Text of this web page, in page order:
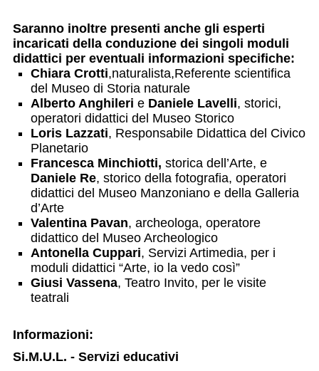
Saranno inoltre presenti anche gli esperti
incaricati della conduzione dei singoli moduli
didattici per eventuali informazioni specifiche:
Chiara Crotti,naturalista,Referente scientifica
del Museo di Storia naturale
Alberto Anghilerie Daniele Lavelli, storici,
operatori didattici del Museo Storico
Loris Lazzati, Responsabile Didattica del Civico
Planetario
Francesca Minchiotti,storica dell’Arte, e
Daniele Re, storico della fotografia, operatori
didattici del Museo Manzoniano e della Galleria
d’Arte
Valentina Pavan, archeologa, operatore
didattico del Museo Archeologico
Antonella Cuppari, Servizi Artimedia, per i
moduli didattici “Arte, io la vedo così”
Giusi Vassena, Teatro Invito, per le visite
teatrali
Informazioni:
Si.M.U.L. - Servizi educativi